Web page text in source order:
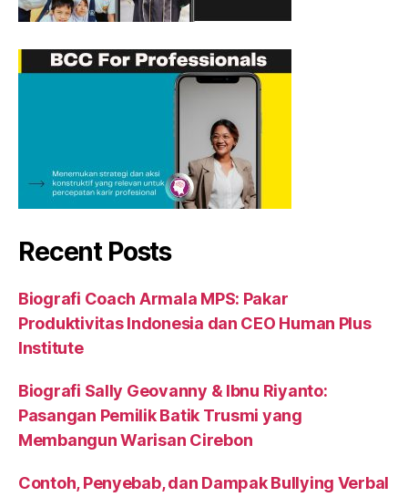
Recent Posts
Biografi Coach Armala MPS: Pakar
Produktivitas Indonesia dan CEO Human Plus
Institute
Biografi Sally Geovanny & Ibnu Riyanto:
Pasangan Pemilik Batik Trusmi yang
Membangun Warisan Cirebon
Contoh, Penyebab, dan Dampak Bullying Verbal